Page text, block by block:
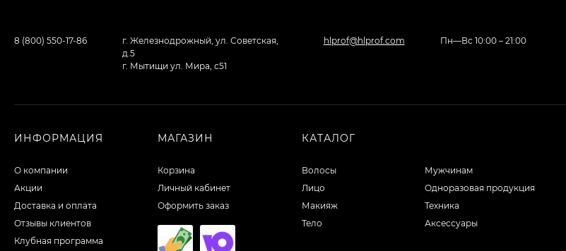
8 (800) 550-17-86
г. Железнодрожный, ул. Советская,
д.5
г. Мытищи ул. Мира, с51
hlprof@hlprof.com Пн—Вс 10:00 – 21:00
ИНФОРМАЦИЯ
О компании
Акции
Доставка и оплата
Отзывы клиентов
Клубная программа
МАГАЗИН
Корзина
Личный кабинет
Оформить заказ
КАТАЛОГ
Волосы
Лицо
Макияж
Тело
Мужчинам
Одноразовая продукция
Техника
Аксессуары